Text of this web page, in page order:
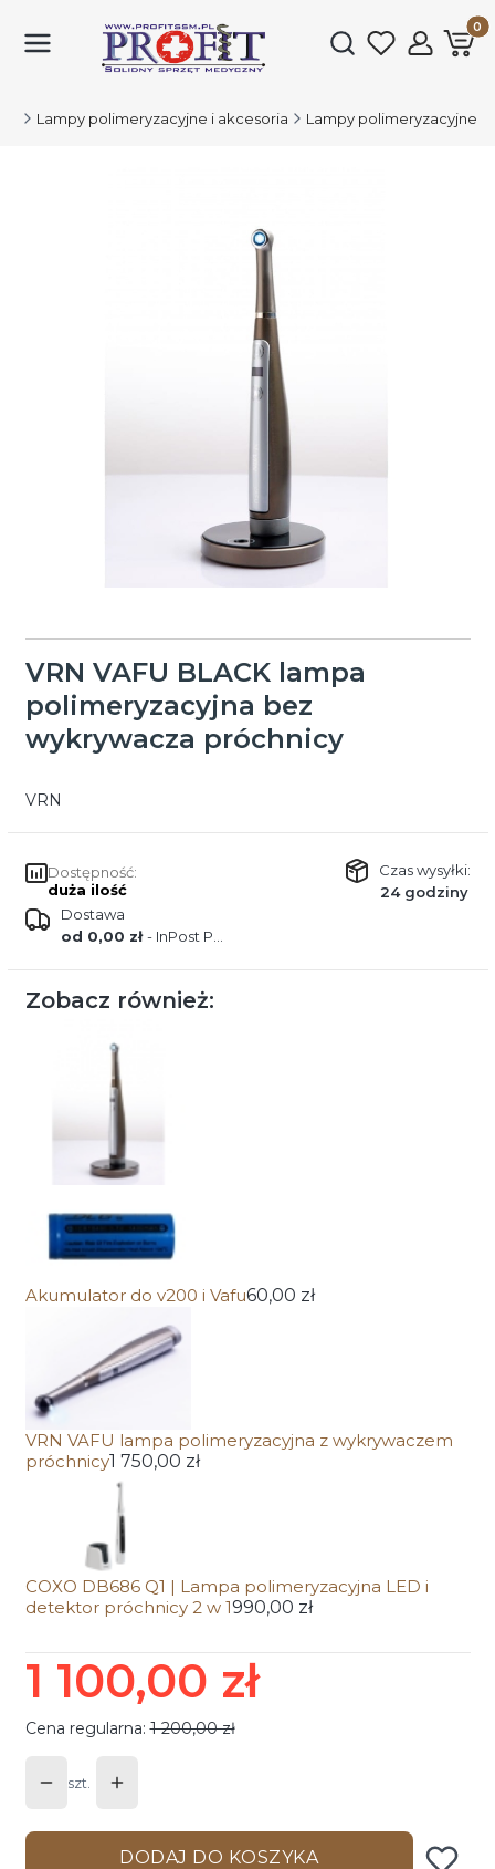
Otwórz
Lampy polimeryzacyjne i akcesoria Lampy polimeryzacyjne
VRN VAFU BLACK lampa
polimeryzacyjna bez
wykrywacza próchnicy
VRN
Dostępność:
duża ilość
Czas wysyłki:
24 godziny
Dostawa
od 0,00 zł- InPost Paczkomat (Polska)
Zobacz również:
Akumulator do v200 i Vafu60,00 zł
VRN VAFU lampa polimeryzacyjna z wykrywaczem
próchnicy1 750,00 zł
COXO DB686 Q1 | Lampa polimeryzacyjna LED i
detektor próchnicy 2 w 1990,00 zł
1 100,00 zł
Cena regularna: 1 200,00 zł
szt.
DODAJ DO KOSZYKA